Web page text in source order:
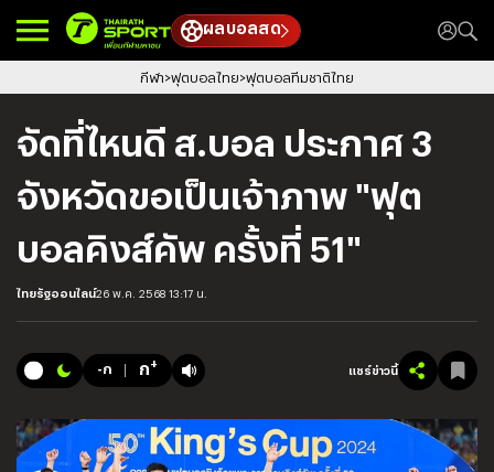
ผลบอลสด
กีฬา ฟุตบอลไทย ฟุตบอลทีมชาติไทย
จัดที่ไหนดี ส.บอล ประกาศ 3
จังหวัดขอเป็นเจ้าภาพ "ฟุต
บอลคิงส์คัพ ครั้งที่ 51"
ไทยรัฐออนไลน์26 พ.ค. 2568 13:17 น.
-ก ก+ แชร์ข่าวนี้